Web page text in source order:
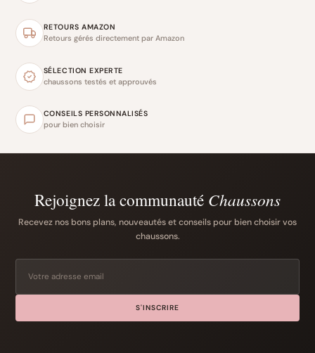
RETOURS AMAZON
Retours gérés directement par Amazon
SÉLECTION EXPERTE
chaussons testés et approuvés
CONSEILS PERSONNALISÉS
pour bien choisir
Rejoignez la communauté Chaussons
Recevez nos bons plans, nouveautés et conseils pour bien choisir vos
chaussons.
S'INSCRIRE